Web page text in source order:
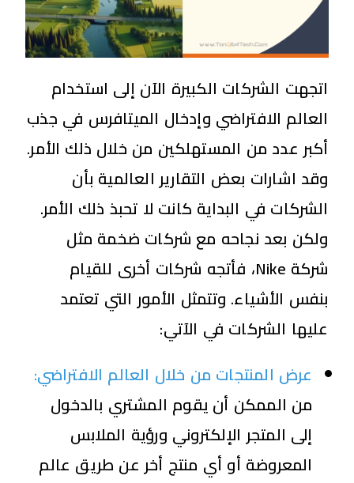
اتجهت الشركات الكبيرة الآن إلى استخدام
العالم الافتراضي وإدخال الميتافرس في جذب
أكبر عدد من المستهلكين من خلال ذلك الأمر.
وقد اشارات بعض التقارير العالمية بأن
الشركات في البداية كانت لا تحبذ ذلك الأمر.
ولكن بعد نجاحه مع شركات ضخمة مثل
شركة Nike، فأتجه شركات أخرى للقيام
بنفس الأشياء. وتتمثل الأمور التي تعتمد
عليها الشركات في الآتي:
عرض المنتجات من خلال العالم الافتراضي:
من الممكن أن يقوم المشتري بالدخول
إلى المتجر الإلكتروني ورؤية الملابس
المعروضة أو أي منتج أخر عن طريق عالم